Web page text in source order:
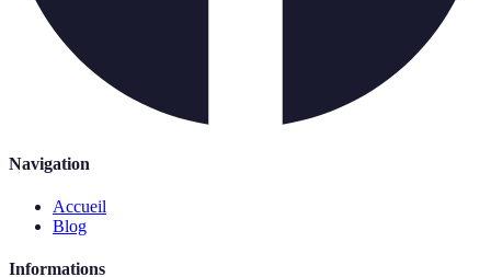
Navigation
Accueil
Blog
Informations